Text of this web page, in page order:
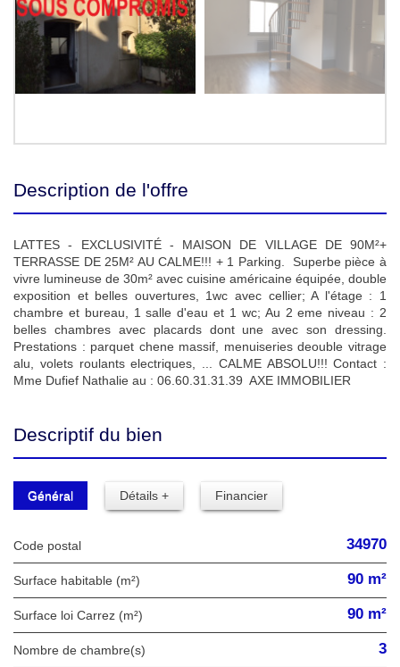
Description de l'offre
LATTES - EXCLUSIVITÉ - MAISON DE VILLAGE DE 90M²+
TERRASSE DE 25M² AU CALME!!! + 1 Parking. Superbe pièce à
vivre lumineuse de 30m² avec cuisine américaine équipée, double
exposition et belles ouvertures, 1wc avec cellier; A l'étage : 1
chambre et bureau, 1 salle d'eau et 1 wc; Au 2 eme niveau : 2
belles chambres avec placards dont une avec son dressing.
Prestations : parquet chene massif, menuiseries deouble vitrage
alu, volets roulants electriques, ... CALME ABSOLU!!! Contact :
Mme Dufief Nathalie au : 06.60.31.31.39 AXE IMMOBILIER
Descriptif du bien
Général Détails + Financier
Code postal 34970
Surface habitable (m²) 90 m²
Surface loi Carrez (m²) 90 m²
Nombre de chambre(s) 3